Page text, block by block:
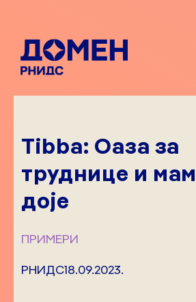
Tibba: Оаза за
труднице и
доје
ПРИМЕРИ
РНИДС18.09.2023.